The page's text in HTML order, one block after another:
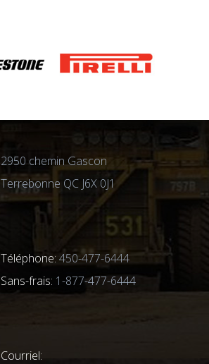
2950 chemin Gascon
Terrebonne QC J6X 0J1
Téléphone: 450-477-6444
Sans-frais: 1-877-477-6444
Courriel: